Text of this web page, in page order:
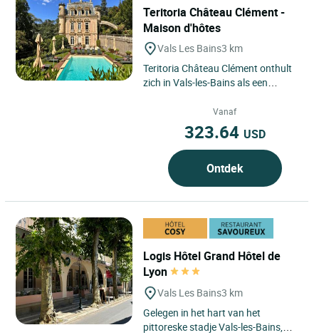
Teritoria Château Clément -
Maison d'hôtes
Vals Les Bains3 km
Teritoria Château Clément onthult
zich in Vals-les-Bains als een
aantrekkingskracht in de eerste...
Vanaf
323.64 USD
Ontdek
Logis Hôtel Grand Hôtel de
Lyon
Vals Les Bains3 km
Gelegen in het hart van het
pittoreske stadje Vals-les-Bains,